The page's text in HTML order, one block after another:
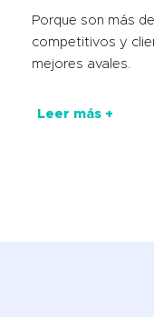
Porque son más
competitivos y
mejores avales.
Leer más +